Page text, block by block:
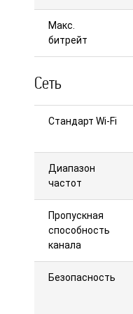
Макс.
битрейт
Сеть
Стандарт Wi-Fi
Диапазон
частот
Пропускная
способность
канала
Безопасность